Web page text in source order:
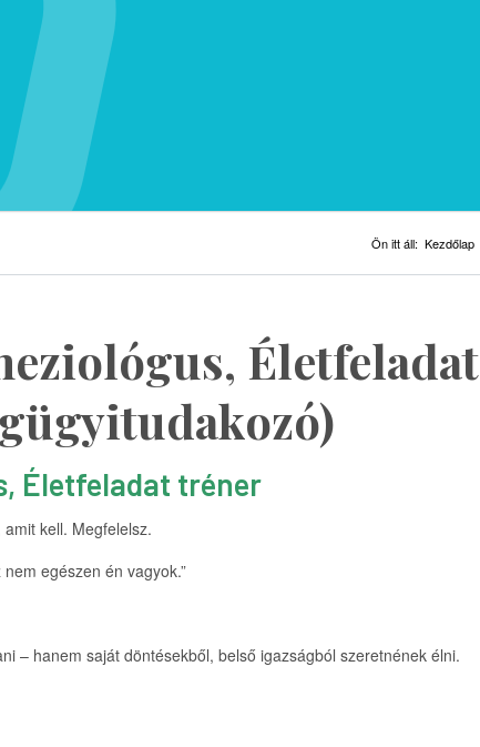
Ön itt áll: Kezdőlap
Életfeladat
Életfeladat tréner
kell. Megfelelsz.
egészen én vagyok.”
– hanem saját döntésekből, belső igazságból szeretnének élni.